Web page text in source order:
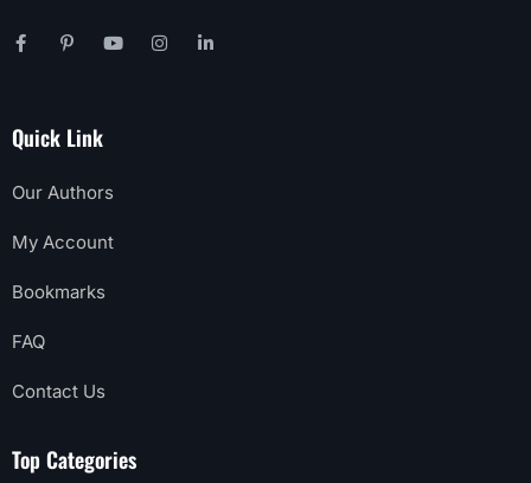
Quick Link
Our Authors
My Account
Bookmarks
FAQ
Contact Us
Top Categories